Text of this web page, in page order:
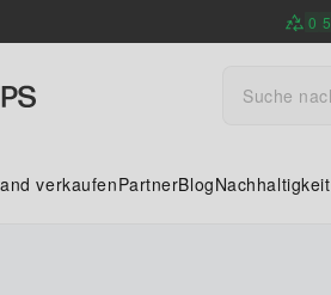
0 5
verkaufenPartnerBlogNachhaltigkeit